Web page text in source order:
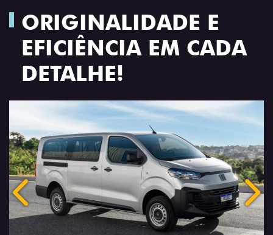
ORIGINALIDADE E
EFICIÊNCIA EM CADA
DETALHE!
Anterior